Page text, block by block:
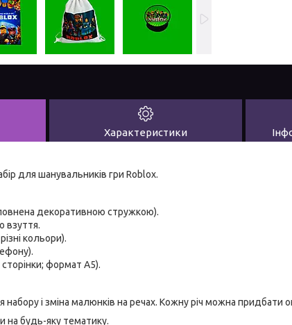
Характеристики
для шанувальників гри Roblox.
декоративною стружкою).
взуття.
кольори).
сторінки; формат А5).
і зміна малюнків на речах. Кожну річ можна придбати
на будь-яку тематику.